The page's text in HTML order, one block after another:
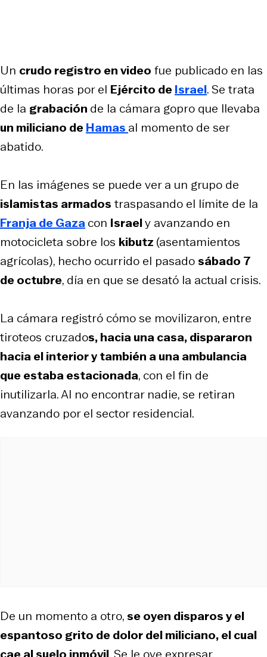
Un crudo registro en video fue publicado en las
últimas horas por el Ejército deIsrael. Se trata
de la grabación de la cámara gopro que llevaba
un miliciano deHamas al momento de ser
abatido.
En las imágenes se puede ver a un grupo de
islamistas armadostraspasando el límite de la
Franja de Gazacon Israely avanzando en
motocicleta sobre los kibutz (asentamientos
agrícolas), hecho ocurrido el pasadosábado 7
de octubre, día en que se desató la actual crisis.
La cámara registró cómo se movilizaron, entre
tiroteos cruzados, hacia una casa, dispararon
hacia el interior y también a una ambulancia
que estaba estacionada, con el fin de
inutilizarla. Al no encontrar nadie, se retiran
avanzando por el sector residencial.
De un momento a otro,se oyen disparos y el
espantoso grito de dolor del miliciano, el cual